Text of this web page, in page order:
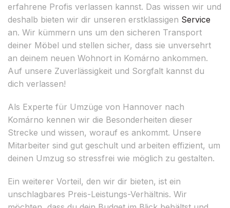
erfahrene Profis verlassen kannst. Das wissen wir und
deshalb bieten wir dir unseren erstklassigen Service
an. Wir kümmern uns um den sicheren Transport
deiner Möbel und stellen sicher, dass sie unversehrt
an deinem neuen Wohnort in Komárno ankommen.
Auf unsere Zuverlässigkeit und Sorgfalt kannst du
dich verlassen!
Als Experte für Umzüge von Hannover nach
Komárno kennen wir die Besonderheiten dieser
Strecke und wissen, worauf es ankommt. Unsere
Mitarbeiter sind gut geschult und arbeiten effizient, um
deinen Umzug so stressfrei wie möglich zu gestalten.
Ein weiterer Vorteil, den wir dir bieten, ist ein
unschlagbares Preis-Leistungs-Verhältnis. Wir